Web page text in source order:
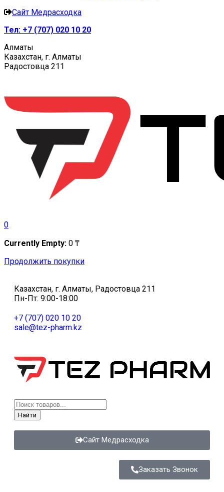
Сайт Медрасходка
Тел: +7 (707) 020 10 20
Алматы
Казахстан, г. Алматы
Радостовца 211
0
Currently Empty: 0 ₸
Продолжить покупки
Казахстан, г. Алматы, Радостовца 211
Пн-Пт: 9:00-18:00
+7 (707) 020 10 20
sale@tez-pharm.kz
Найти
Сайт Медрасходка
Заказать Звонок